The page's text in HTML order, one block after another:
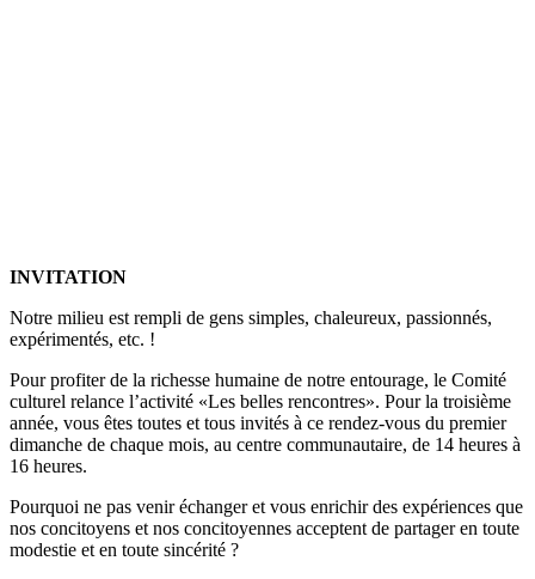
INVITATION
Notre milieu est rempli de gens simples, chaleureux, passionnés,
expérimentés, etc. !
Pour profiter de la richesse humaine de notre entourage, le Comité
culturel relance l’activité «Les belles rencontres». Pour la troisième
année, vous êtes toutes et tous invités à ce rendez-vous du premier
dimanche de chaque mois, au centre communautaire, de 14 heures à
16 heures.
Pourquoi ne pas venir échanger et vous enrichir des expériences que
nos concitoyens et nos concitoyennes acceptent de partager en toute
modestie et en toute sincérité ?